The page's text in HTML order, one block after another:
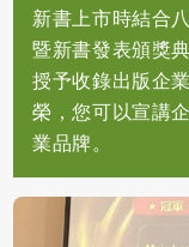
新書上市時結合
暨新書發表頒獎
授予收錄出版企
榮，您可以宣講
業品牌。